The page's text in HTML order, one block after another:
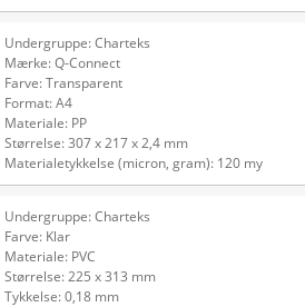
Undergruppe: Charteks
Mærke: Q-Connect
Farve: Transparent
Format: A4
Materiale: PP
Størrelse: 307 x 217 x 2,4 mm
Materialetykkelse (micron, gram): 120 my
Undergruppe: Charteks
Farve: Klar
Materiale: PVC
Størrelse: 225 x 313 mm
Tykkelse: 0,18 mm